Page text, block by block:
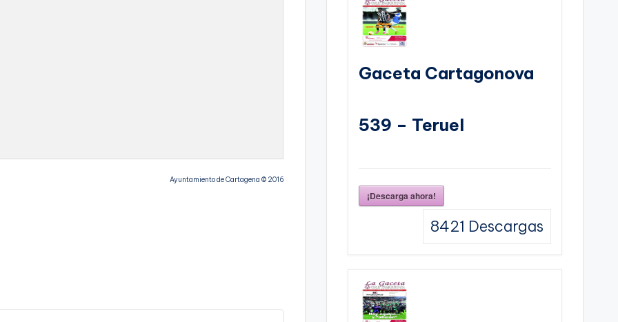
Ayuntamiento de Cartagena © 2016
Gaceta Cartagonova
539 – Teruel
¡Descarga ahora!
8421 Descargas